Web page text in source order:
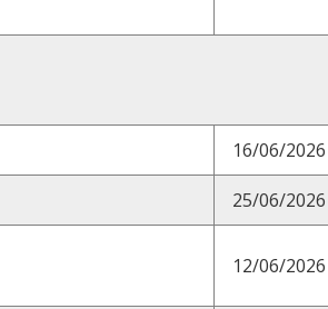
16/06/2026
25/06/2026
12/06/2026